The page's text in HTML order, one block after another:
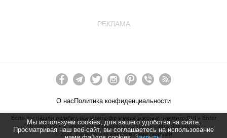
Мы используем cookies, для вашего удобства на сайте.
Просматривая наш веб-сайт, вы соглашаетесь на использование
РЕКЛАМА
О насПолитика конфиденциальности
Если вы нашли ошибку, выделите фрагмент текста и нажмите Ctrl + Enter
Полное или частичное копирование материалов сайта запрещено.
©2026 . Разработанокреативными людьми